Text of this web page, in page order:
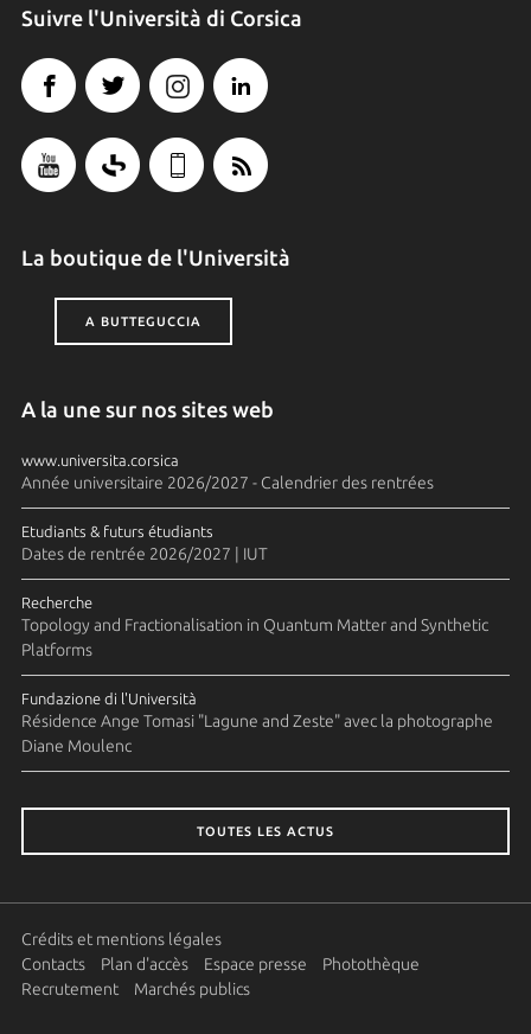
Suivre l'Università di Corsica
La boutique de l'Università
A BUTTEGUCCIA
A la une sur nos sites web
www.universita.corsica
Année universitaire 2026/2027 - Calendrier des rentrées
Etudiants & futurs étudiants
Dates de rentrée 2026/2027 | IUT
Recherche
Topology and Fractionalisation in Quantum Matter and Synthetic
Platforms
Fundazione di l'Università
Résidence Ange Tomasi "Lagune and Zeste" avec la photographe
Diane Moulenc
TOUTES LES ACTUS
Crédits et mentions légales
Contacts
Plan d'accès Espace presse
Photothèque
Recrutement
Marchés publics